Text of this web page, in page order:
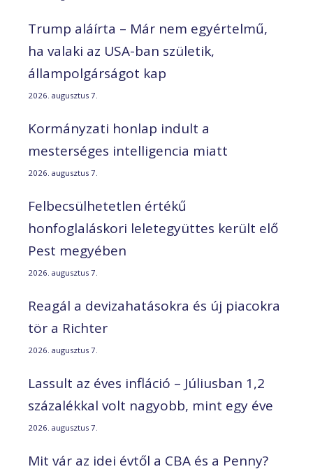
Trump aláírta – Már nem egyértelmű,
ha valaki az USA-ban születik,
állampolgárságot kap
2026. augusztus 7.
Kormányzati honlap indult a
mesterséges intelligencia miatt
2026. augusztus 7.
Felbecsülhetetlen értékű
honfoglaláskori leletegyüttes került elő
Pest megyében
2026. augusztus 7.
Reagál a devizahatásokra és új piacokra
tör a Richter
2026. augusztus 7.
Lassult az éves infláció – Júliusban 1,2
százalékkal volt nagyobb, mint egy éve
2026. augusztus 7.
Mit vár az idei évtől a CBA és a Penny?